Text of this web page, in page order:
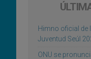
Himno oficial de
Juventud Seúl
ONU se